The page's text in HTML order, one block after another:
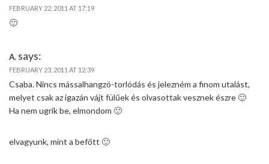
FEBRUARY 22, 2011 AT 17:19
🙂
A. says:
FEBRUARY 23, 2011 AT 12:39
Csaba. Nincs mássalhangzó-torlódás és jelezném a finom utalást,
melyet csak az igazán vájt fülűek és olvasottak vesznek észre 🙂
Ha nem ugrik be, elmondom 🙂
elvagyunk, mint a befőtt 🙂